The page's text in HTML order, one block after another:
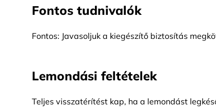
Fontos tudnivalók
Fontos: Javasoljuk a kiegészítő biztosítás
Lemondási feltételek
Teljes visszatérítést kap, ha a lemondást